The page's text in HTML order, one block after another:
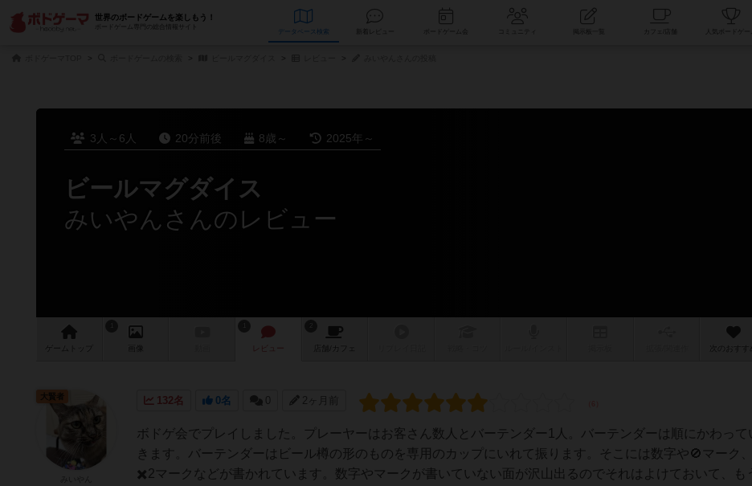
世界のボードゲームを楽しもう！
ボードゲーム専門の総合情報サイト
データベース コミュニティ
3人～6人 20分前後 8歳～ 2025年～
ビールマグダイス
みいやんさんのレビュー
ゲーム 画像 レビュー 店舗/ カフェ 次のおすす
132名 0名 0 2ヶ月前
ボドゲ会でプレイしました。プレーヤーはお客さん数人とバーテンダー1人。バーテンダーは順にかわって
きます。バーテンダーはビール樽の形のものを専用のカップにいれて振ります。そこには数字や🚫マーク、
✖️2マークなどが書かれています。数字やマークが書いていない面が沢山出るのでそれはよけておいて、も
大賢者